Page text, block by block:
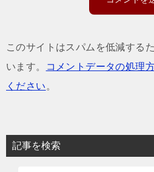
このサイトはスパムを低減する
います。
コメントデータの処理
ください。
記事を検索